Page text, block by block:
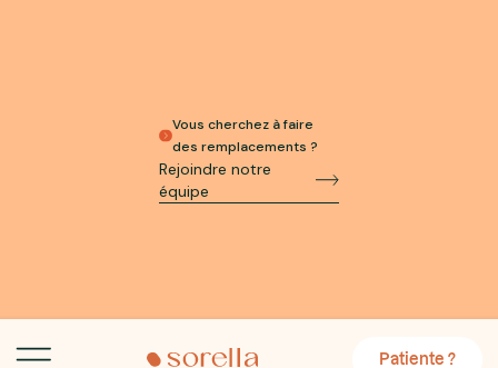
Vous cherchez à faire
des remplacements ?
Rejoindre notre
équipe
Patiente ?